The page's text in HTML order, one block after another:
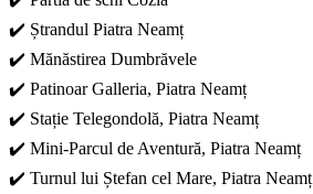
✔️ Ștrandul Piatra Neamț
✔️ Mănăstirea Dumbrăvele
✔️ Patinoar Galleria, Piatra Neamț
✔️ Stație Telegondolă, Piatra Neamț
✔️ Mini-Parcul de Aventură, Piatra Neamț
✔️ Turnul lui Ștefan cel Mare, Piatra Neamț